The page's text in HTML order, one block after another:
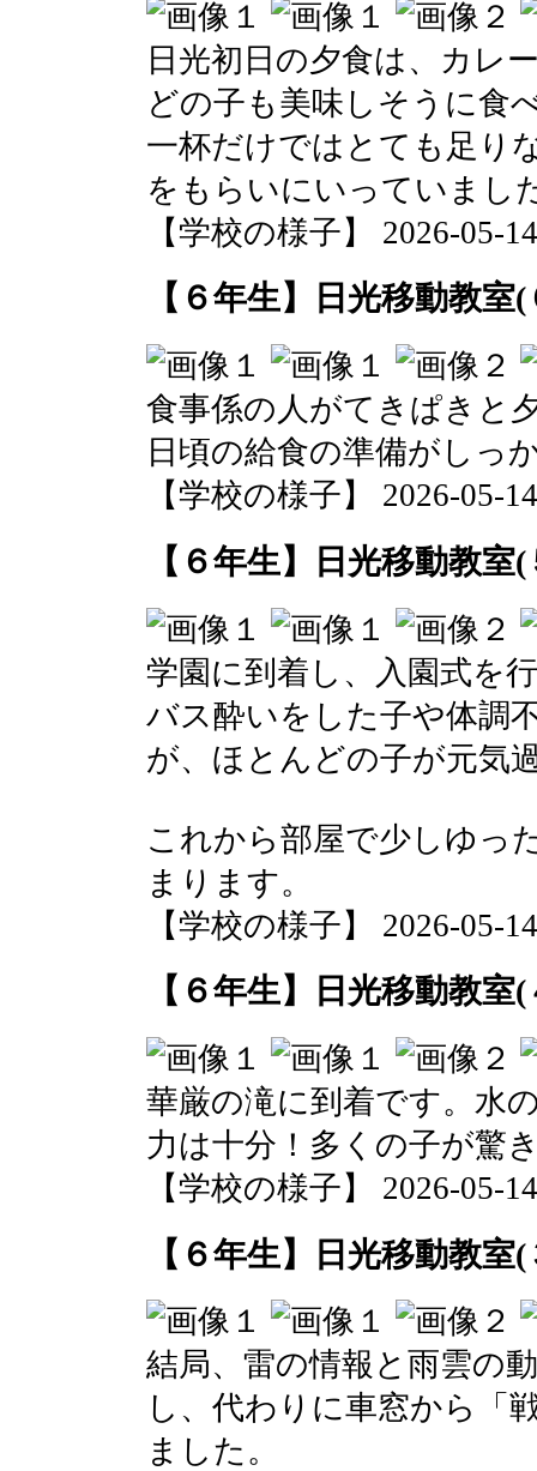
日光初日の夕食は、カレ
どの子も美味しそうに食
一杯だけではとても足り
をもらいにいっていまし
【学校の様子】 2026-05-
【６年生】日光移動教室(
食事係の人がてきぱきと
日頃の給食の準備がしっ
【学校の様子】 2026-05-
【６年生】日光移動教室(
学園に到着し、入園式を
バス酔いをした子や体調
が、ほとんどの子が元気
これから部屋で少しゆっ
まります。
【学校の様子】 2026-05-
【６年生】日光移動教室(
華厳の滝に到着です。水
力は十分！多くの子が驚
【学校の様子】 2026-05-
【６年生】日光移動教室(
結局、雷の情報と雨雲の
し、代わりに車窓から「
ました。